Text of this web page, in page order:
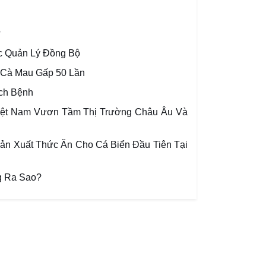
Quản Lý Đồng Bộ
Mau Gấp 50 Lần
Bệnh
Nam Vươn Tầm Thị Trường Châu Âu Và
Xuất Thức Ăn Cho Cá Biển Đầu Tiên Tại
Ra Sao?